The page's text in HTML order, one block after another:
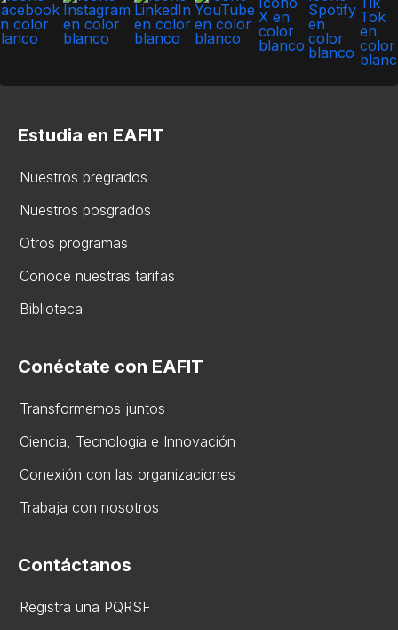
Estudia en EAFIT
Nuestros pregrados
Nuestros posgrados
Otros programas
Conoce nuestras tarifas
Biblioteca
Conéctate con EAFIT
Transformemos juntos
Ciencia, Tecnologia e Innovación
Conexión con las organizaciones
Trabaja con nosotros
Contáctanos
Registra una PQRSF